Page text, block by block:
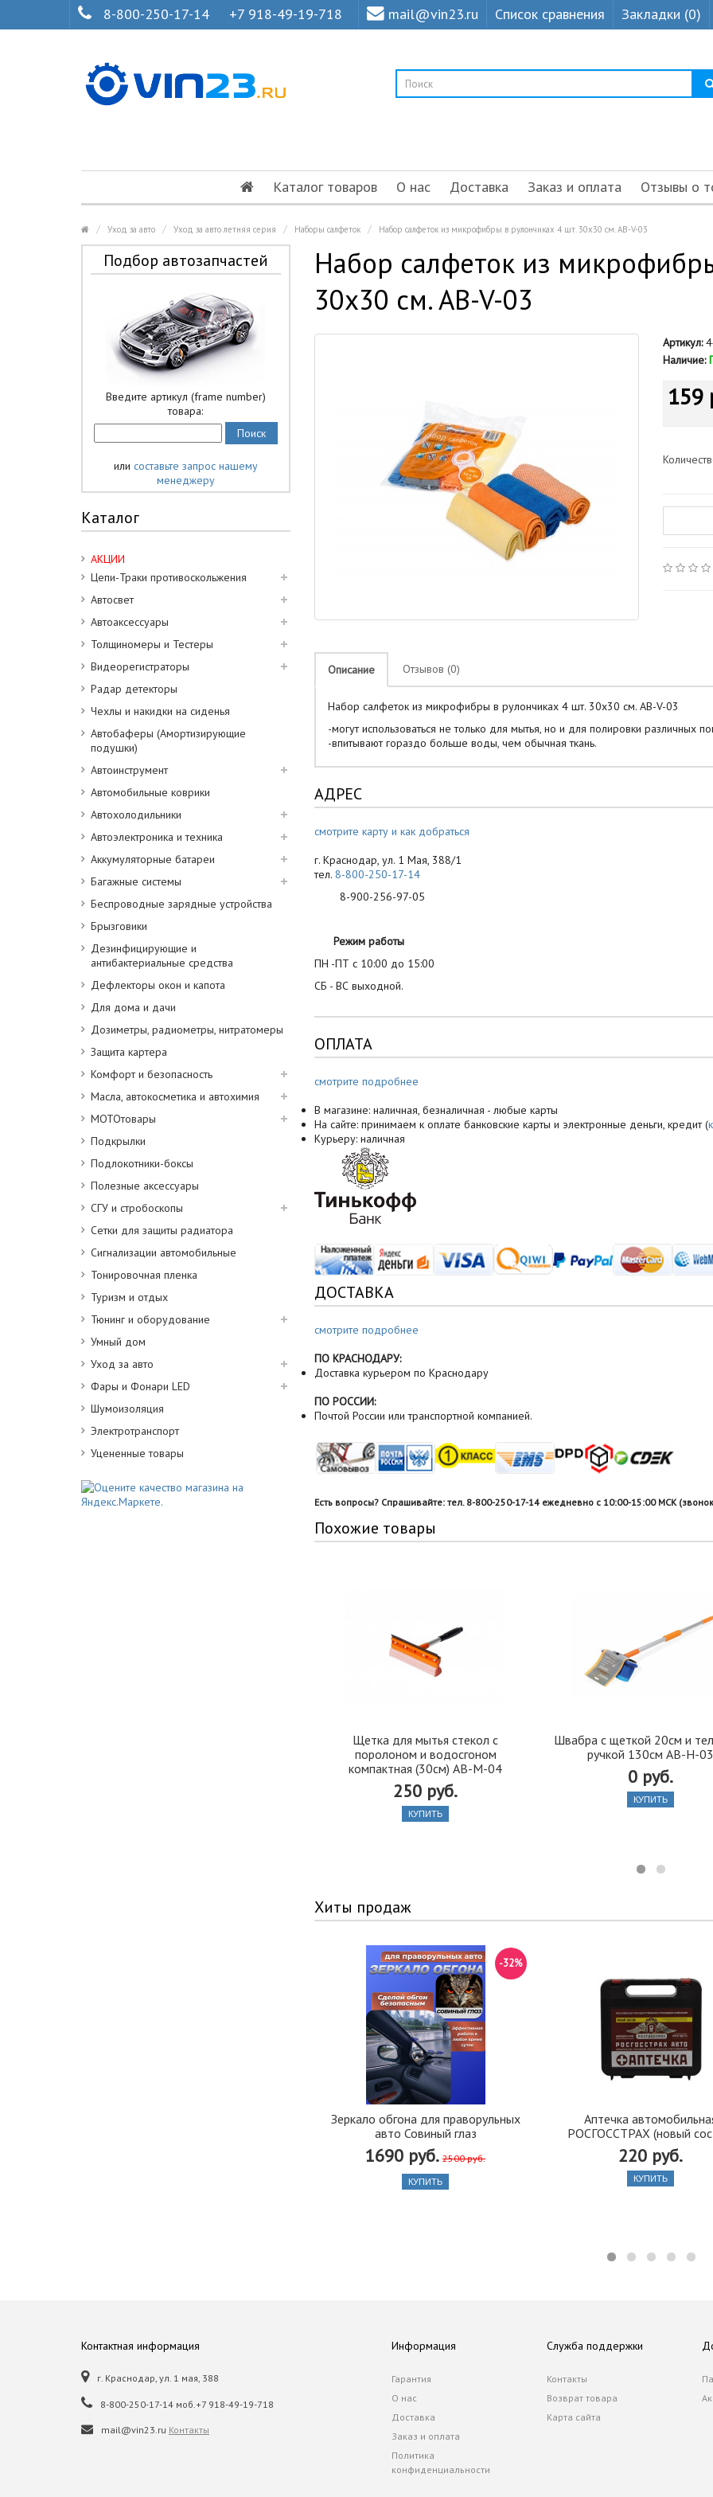
8-800-250-17-14 +7 918-49-19-718 mail@vin23.ru Список сравнения Закладки (0)
Каталог товаров О нас Доставка Заказ и оплата Отзывы о
Уход за авто Уход за авто летняя серия Наборы салфеток Набор салфеток из микрофибры в рулончиках 4 шт. 30х30 см. AB-V-03
Подбор автозапчастей
Введите артикул (frame number)
товара:
или составьте запрос нашему
менеджеру
Каталог
АКЦИИ
Цепи-Траки противоскольжения
Автосвет
Автоаксессуары
Толщиномеры и Тестеры
Видеорегистраторы
Радар детекторы
Чехлы и накидки на сиденья
Автобаферы (Амортизирующие
подушки)
Автоинструмент
Автомобильные коврики
Автохолодильники
Автоэлектроника и техника
Аккумуляторные батареи
Багажные системы
Беспроводные зарядные устройства
Брызговики
Дезинфицирующие и
антибактериальные средства
Дефлекторы окон и капота
Для дома и дачи
Дозиметры, радиометры, нитратомеры
Защита картера
Комфорт и безопасность
Масла, автокосметика и автохимия
МОТОтовары
Подкрылки
Подлокотники-боксы
Полезные аксессуары
СГУ и стробоскопы
Сетки для защиты радиатора
Сигнализации автомобильные
Тонировочная пленка
Туризм и отдых
Тюнинг и оборудование
Умный дом
Уход за авто
Фары и Фонари LED
Шумоизоляция
Электротранспорт
Уцененные товары
Набор салфеток из
30х30 см. AB-V-03
Артикул:
Наличие:
159
Описание Отзывов (0)
Набор салфеток из микрофибры в рулончиках 4 шт. 30х30 см. AB-V-03
-могут использоваться не только для мытья, но и для полировки различных
-впитывают гораздо больше воды, чем обычная ткань.
АДРЕС
смотрите карту и как добраться
г. Краснодар, ул. 1 Мая, 388/1
тел. 8-800-250-17-14
8-900-256-97-05
Режим работы
ПН -ПТ с 10:00 до 15:00
СБ - ВС выходной.
ОПЛАТА
смотрите подробнее
В магазине: наличная, безналичная - любые карты
На сайте: принимаем к оплате банковские карты и электронные деньги, кредит (
Курьеру: наличная
ДОСТАВКА
смотрите подробнее
ПО КРАСНОДАРУ:
Доставка курьером по Краснодару
ПО РОССИИ:
Почтой России или транспортной компанией.
Есть вопросы? Спрашивайте: тел. 8-800-250-17-14 ежедневно с 10:00-15:00 МСК
Похожие товары
Щетка для мытья стекол с
поролоном и водосгоном
компактная (30см) AB-M-04
250 руб.
КУПИТЬ
Швабра с щеткой 20см и
ручкой 130см AB-H-03
0 руб.
КУПИТЬ
Хиты продаж
Зеркало обгона для праворульных
авто Совиный глаз
1690 руб. 2500 руб.
-32%
КУПИТЬ
Аптечка
РОСГОССТРАХ (новый
220 руб.
КУПИТЬ
Контактная информация
г. Краснодар, ул. 1 мая, 388
8-800-250-17-14 моб.+7 918-49-19-718
mail@vin23.ru Контакты
Информация
Гарантия
О нас
Доставка
Заказ и оплата
Политика
конфиденциальности
Служба поддержки
Контакты
Возврат товара
Карта сайта